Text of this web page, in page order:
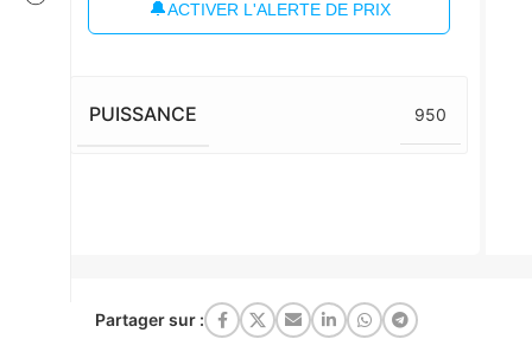
🔔ACTIVER L'ALERTE DE PRIX
PUISSANCE 950
Partager sur :